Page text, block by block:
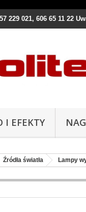
229 021, 606 65 11 22
I EFEKTY
Źródła światła Lampy